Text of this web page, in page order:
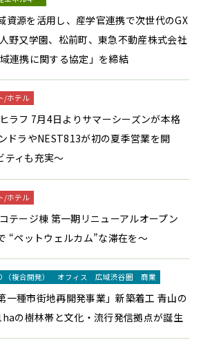
資源を活用し、産学官連携で次世代のGX
野又学園、松前町、東急不動産株式会社
連携に関する協定」を締結
/ホテル
ラフ 7月4日よりサマーシーズンが本格
ドラやNEST813が初の夏季営業を開
ティも充実～
/ホテル
テージ棟 第一期リニューアルオープン
“ペットウェルカム”な滞在を～
複合開発） オフィス 広域渋谷圏 商業
一種市街地再開発事業」新築着工 青山の
の樹林帯と文化・流行発信拠点が誕生